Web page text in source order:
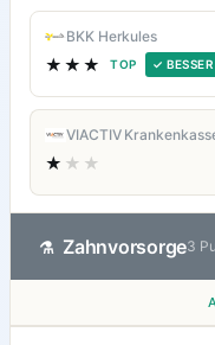
BKK Herkules
★★★ TOP ✓ BESSER
VIACTIV
★ ★★
⚗ Zahnvorsorge3